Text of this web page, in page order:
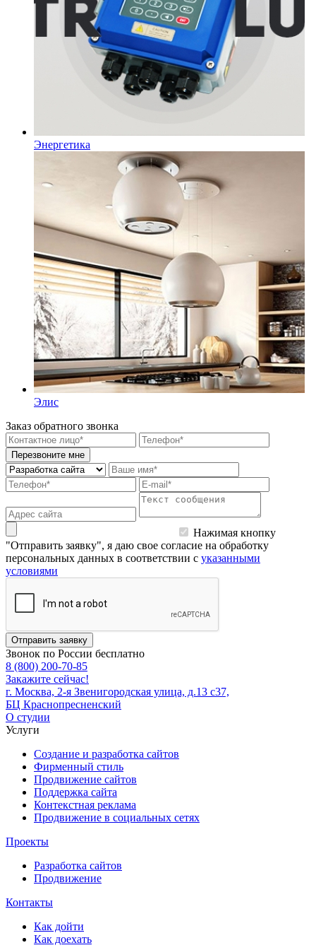
Энергетика
Элис
Заказ обратного звонка
Перезвоните мне
Нажимая кнопку
"Отправить заявку", я даю свое согласие на обработку
персональных данных в соответствии с указанными
условиями
Отправить заявку
Звонок по России бесплатно
8 (800) 200-70-85
Закажите сейчас!
г. Москва, 2-я Звенигородская улица, д.13 с37,
БЦ Краснопресненский
О студии
Услуги
Создание и разработка сайтов
Фирменный стиль
Продвижение сайтов
Поддержка сайта
Контекстная реклама
Продвижение в социальных сетях
Проекты
Разработка сайтов
Продвижение
Контакты
Как дойти
Как доехать